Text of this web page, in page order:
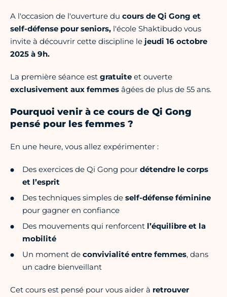
A l'occasion de l'ouverture du cours de Qi Gong et
self-défense pour seniors, l'école Shaktibudo vous
invite à découvrir cette discipline le jeudi 16 octobre
2025 à 9h.
La première séance est gratuite et ouverte
exclusivement aux femmes âgées de plus de 55 ans.
Pourquoi venir à ce cours de Qi Gong
pensé pour les femmes ?
En une heure, vous allez expérimenter :
Des exercices de Qi Gong pour détendre le corps
et l’esprit
Des techniques simples de self-défense féminine
pour gagner en confiance
Des mouvements qui renforcent l’équilibre et la
mobilité
Un moment de convivialité entre femmes, dans
un cadre bienveillant
Cet cours est pensé pour vous aider à retrouver